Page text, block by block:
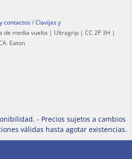
contactos / Clavijas y
de media vuelta | Ultragrip | CC 2P 3H |
Eaton
- Precios sujetos a cambios
válidas hasta agotar existencias.